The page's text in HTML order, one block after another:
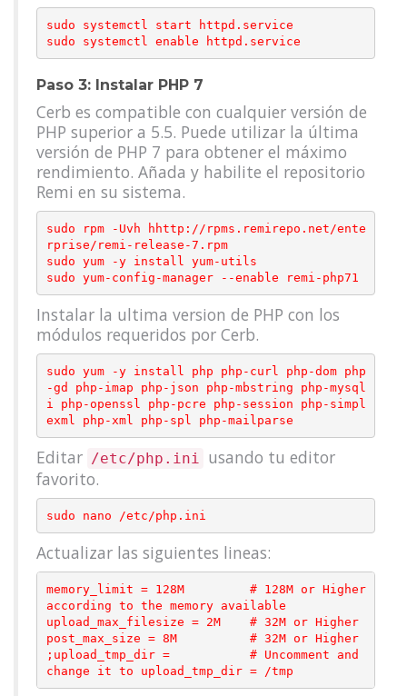
sudo systemctl start httpd.service
Paso 3: Instalar PHP 7
Cerb es compatible con cualquier versión de
PHP superior a 5.5. Puede utilizar la última
versión de PHP 7 para obtener el máximo
rendimiento. Añada y habilite el repositorio
Remi en su sistema.
sudo rpm -Uvh hhttp://rpms.remirepo.net/ente
rprise/remi-release-7.rpm
sudo yum -y install yum-utils
Instalar la ultima version de PHP con los
módulos requeridos por Cerb.
sudo yum -y install php php-curl php-dom php
-gd php-imap php-json php-mbstring php-mysql
i php-openssl php-pcre php-session php-simpl
Editar /etc/php.ini usando tu editor
favorito.
Actualizar las siguientes lineas:
memory_limit = 128M         # 128M or Higher
according to the memory available
upload_max_filesize = 2M    # 32M or Higher
post_max_size = 8M          # 32M or Higher
;upload_tmp_dir =           # Uncomment and